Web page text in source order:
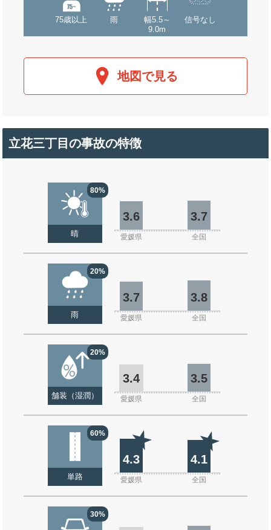
75歳以上 雨
幅5.5～
9.0m
信号なし
地図で見る
立花三丁目の事故の特徴
80%
晴
3.6 3.7
愛媛県 全国
20%
雨
3.7 3.8
愛媛県 全国
20%
舗装（湿潤）
3.4 3.5
愛媛県 全国
60%
単路
4.3 4.1
愛媛県 全国
30%